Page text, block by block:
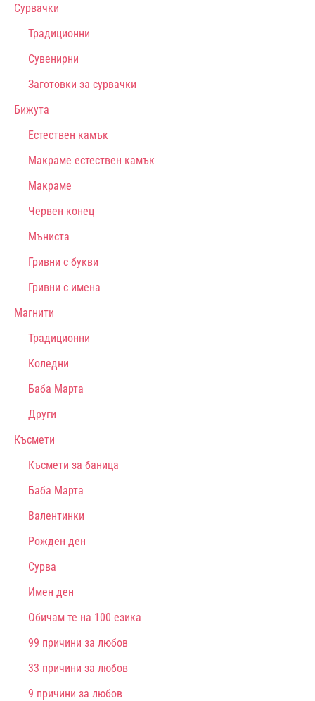
Сурвачки
Традиционни
Сувенирни
Заготовки за сурвачки
Бижута
Естествен камък
Макраме естествен камък
Макраме
Червен конец
Мъниста
Гривни с букви
Гривни с имена
Магнити
Традиционни
Коледни
Баба Марта
Други
Късмети
Късмети за баница
Баба Марта
Валентинки
Рожден ден
Сурва
Имен ден
Обичам те на 100 езика
99 причини за любов
33 причини за любов
9 причини за любов